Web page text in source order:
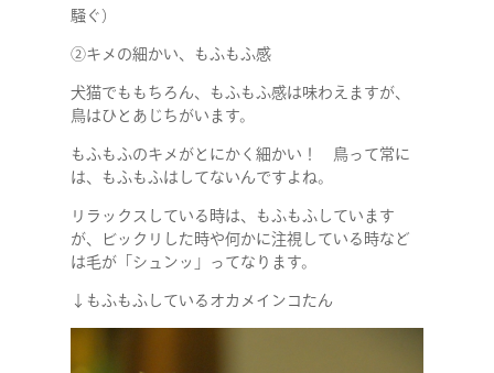
騒ぐ）
②キメの細かい、もふもふ感
犬猫でももちろん、もふもふ感は味わえますが、
鳥はひとあじちがいます。
もふもふのキメがとにかく細かい！ 鳥って常に
は、もふもふはしてないんですよね。
リラックスしている時は、もふもふしています
が、ビックリした時や何かに注視している時など
は毛が「シュンッ」ってなります。
↓もふもふしているオカメインコたん